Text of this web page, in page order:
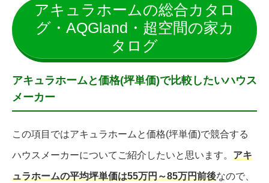
アキュラホームの総合カタロ
グ・AQGland・超空間の家カ
タログ
アキュラホームと価格(坪単価)で比較したいハウス
メーカー
この項目ではアキュラホームと価格(坪単価)で競合する
ハウスメーカーについてご紹介したいと思います。 アキ
ュラホームの平均坪単価は55万円～85万円前後なので、